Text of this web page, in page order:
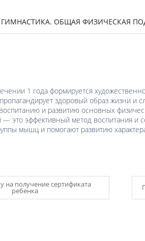
ГИМНАСТИКА. ОБЩАЯ ФИЗИЧЕСКАЯ
1 года формируется
здоровый образ жизни
и развитию основных
— это эффективный метод воспитания и
мышц и помогают развитию
на получение сертификата
ребенка